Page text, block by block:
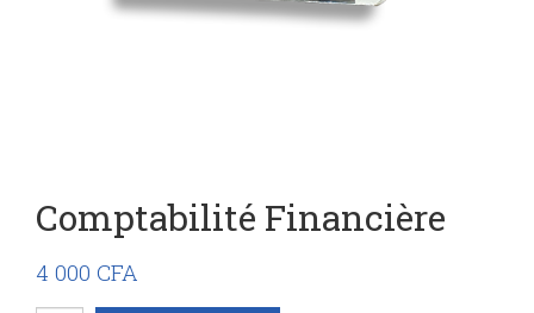
Comptabilité Financière
4 000 CFA